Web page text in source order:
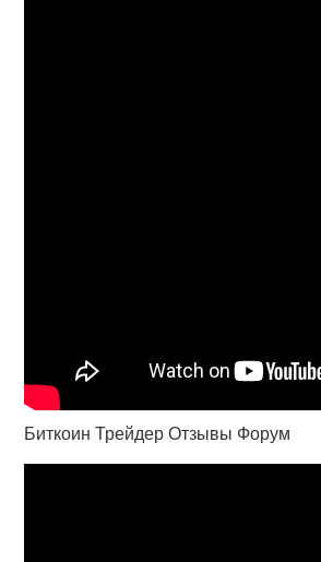
Биткоин Трейдер Отзывы Форум